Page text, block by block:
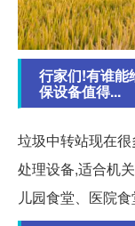
行家们!有谁能
保设备值得...
垃圾中转站现在
处理设备,适合机
儿园食堂、医院食